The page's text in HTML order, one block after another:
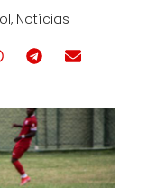
, Notícias